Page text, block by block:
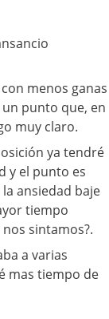
menos ganas
punto que, en
muy claro.
ya tendré
y el punto es
ansiedad baje
tiempo
sintamos?.
a varias
mas tiempo de